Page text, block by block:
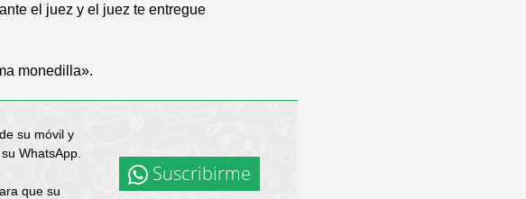
el juez y el juez te entregue
monedilla».
su móvil y
WhatsApp.
que su
Suscribirme